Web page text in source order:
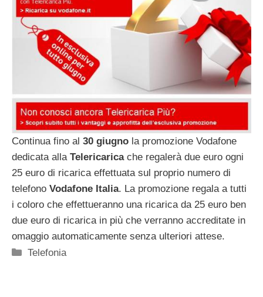
Continua fino al 30 giugno la promozione Vodafone
dedicata alla Telericaricache regalerà due euro ogni
25 euro di ricarica effettuata sul proprio numero di
telefono Vodafone Italia. La promozione regala a tutti
i coloro che effettueranno una ricarica da 25 euro ben
due euro di ricarica in più che verranno accreditate in
omaggio automaticamente senza ulteriori attese.
Categorie
Telefonia